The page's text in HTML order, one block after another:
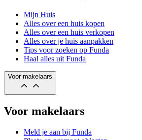
Mijn Huis
Alles over een huis kopen
Alles over een huis verkopen
Alles over je huis aanpakken
Tips voor zoeken op Funda
Haal alles uit Funda
Voor makelaars
Voor makelaars
Meld je aan bij Funda